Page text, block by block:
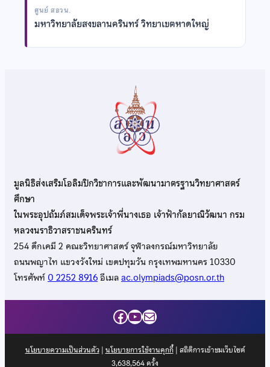
ศูนย์ สอวน.
มหาวิทยาลัยสงขลานครินทร์ วิทยาเขตหาดใหญ่
มูลนิธิส่งเสริมโอลิมปิกวิชาการและพัฒนามาตรฐานวิทยาศาสตร์
ศึกษา
ในพระอุปถัมภ์สมเด็จพระเจ้าพี่นางเธอ เจ้าฟ้ากัลยาณิวัฒนา กรม
หลวงนราธิวาสราชนครินทร์
254 ตึกเคมี 2 คณะวิทยาศาสตร์ จุฬาลงกรณ์มหาวิทยาลัย
ถนนพญาไท แขวงวังใหม่ เขตปทุมวัน กรุงเทพมหานคร 10330
โทรศัพท์0 2252 8916อีเมลac.olympiads@posn.or.th
Facebook
YouTube
Mail
นโยบายความเป็นส่วนตัว| นโยบายการใช้งานคุกกี้| สถิติการเข้าชมเว็บไซต์
3,638,564ครั้ง